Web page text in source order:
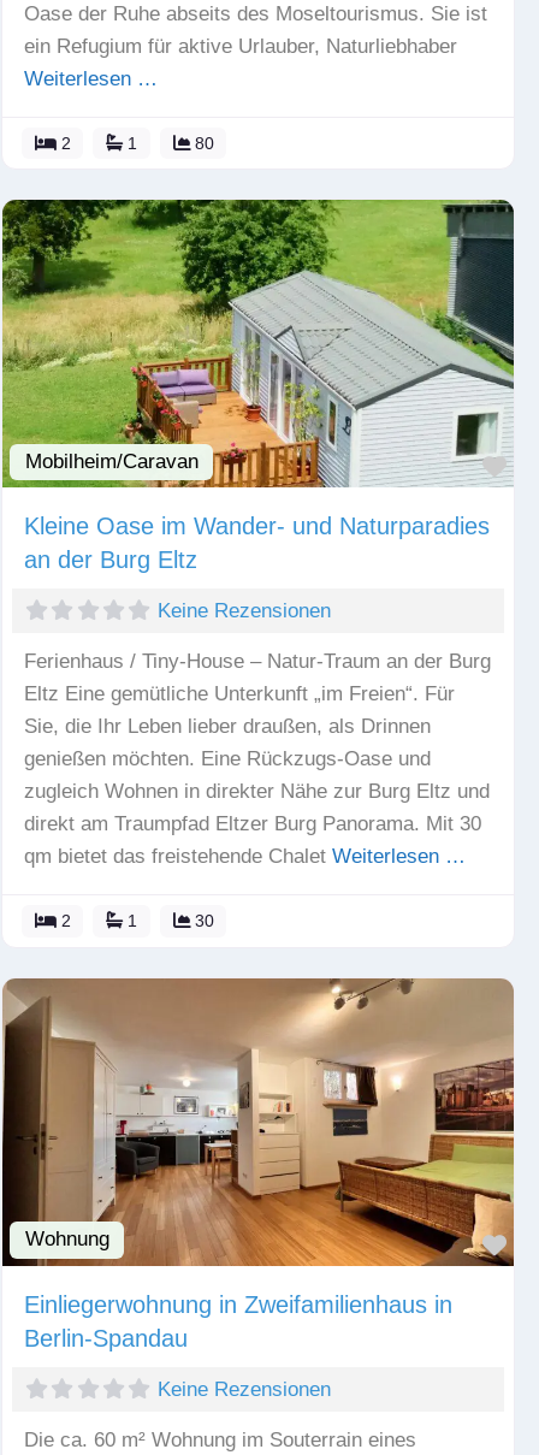
Oase der Ruhe abseits des Moseltourismus. Sie ist
ein Refugium für aktive Urlauber, Naturliebhaber
Weiterlesen …
2 1 80
Mobilheim/Caravan
Kleine Oase im Wander- und Naturparadies
an der Burg Eltz
Keine Rezensionen
Ferienhaus / Tiny-House – Natur-Traum an der Burg
Eltz Eine gemütliche Unterkunft „im Freien“. Für
Sie, die Ihr Leben lieber draußen, als Drinnen
genießen möchten. Eine Rückzugs-Oase und
zugleich Wohnen in direkter Nähe zur Burg Eltz und
direkt am Traumpfad Eltzer Burg Panorama. Mit 30
qm bietet das freistehende Chalet Weiterlesen …
2 1 30
Wohnung
Einliegerwohnung in Zweifamilienhaus in
Berlin-Spandau
Keine Rezensionen
Die ca. 60 m² Wohnung im Souterrain eines